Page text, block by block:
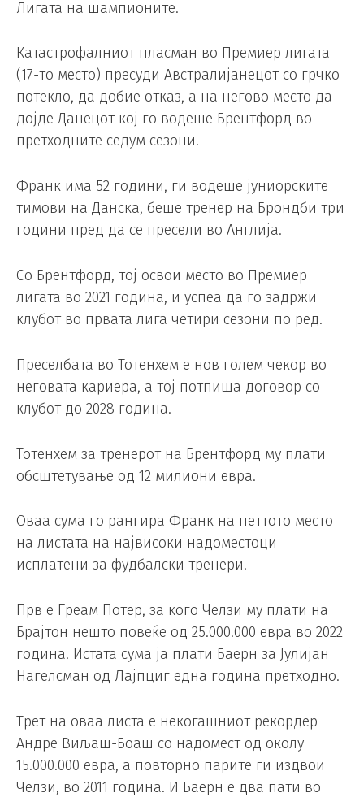
Лигата на шампионите.
Катастрофалниот пласман во Премиер лигата
(17-то место) пресуди Австралијанецот со грчко
потекло, да добие отказ, а на негово место да
дојде Данецот кој го водеше Брентфорд во
претходните седум сезони.
Франк има 52 години, ги водеше јуниорските
тимови на Данска, беше тренер на Брондби три
години пред да се пресели во Англија.
Со Брентфорд, тој освои место во Премиер
лигата во 2021 година, и успеа да го задржи
клубот во првата лига четири сезони по ред.
Преселбата во Тотенхем е нов голем чекор во
неговата кариера, а тој потпиша договор со
клубот до 2028 година.
Тотенхем за тренерот на Брентфорд му плати
обсштетување од 12 милиони евра.
Оваа сума го рангира Франк на петтото место
на листата на највисоки надоместоци
исплатени за фудбалски тренери.
Прв е Греам Потер, за кого Челзи му плати на
Брајтон нешто повеќе од 25.000.000 евра во 2022
година. Истата сума ја плати Баерн за Јулијан
Нагелсман од Лајпциг една година претходно.
Трет на оваа листа е некогашниот рекордер
Андре Виљаш-Боаш со надомест од околу
15.000.000 евра, а повторно парите ги издвои
Челзи, во 2011 година. И Баерн е два пати во